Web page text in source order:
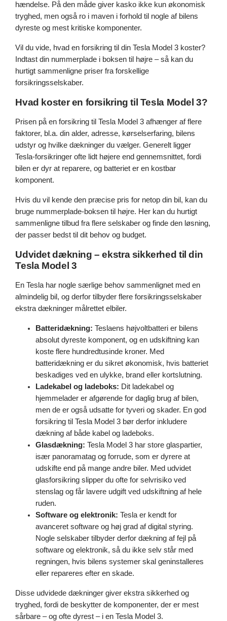
hændelse. På den måde giver kasko ikke kun økonomisk
tryghed, men også ro i maven i forhold til nogle af bilens
dyreste og mest kritiske komponenter.
Vil du vide, hvad en forsikring til din Tesla Model 3 koster?
Indtast din nummerplade i boksen til højre – så kan du
hurtigt sammenligne priser fra forskellige
forsikringsselskaber.
Hvad koster en forsikring til Tesla Model 3?
Prisen på en forsikring til Tesla Model 3 afhænger af flere
faktorer, bl.a. din alder, adresse, kørselserfaring, bilens
udstyr og hvilke dækninger du vælger. Generelt ligger
Tesla-forsikringer ofte lidt højere end gennemsnittet, fordi
bilen er dyr at reparere, og batteriet er en kostbar
komponent.
Hvis du vil kende den præcise pris for netop din bil, kan du
bruge nummerplade-boksen til højre. Her kan du hurtigt
sammenligne tilbud fra flere selskaber og finde den løsning,
der passer bedst til dit behov og budget.
Udvidet dækning – ekstra sikkerhed til din
Tesla Model 3
En Tesla har nogle særlige behov sammenlignet med en
almindelig bil, og derfor tilbyder flere forsikringsselskaber
ekstra dækninger målrettet elbiler.
Batteridækning: Teslaens højvoltbatteri er bilens
absolut dyreste komponent, og en udskiftning kan
koste flere hundredtusinde kroner. Med
batteridækning er du sikret økonomisk, hvis batteriet
beskadiges ved en ulykke, brand eller kortslutning.
Ladekabel og ladeboks: Dit ladekabel og
hjemmelader er afgørende for daglig brug af bilen,
men de er også udsatte for tyveri og skader. En god
forsikring til Tesla Model 3 bør derfor inkludere
dækning af både kabel og ladeboks.
Glasdækning: Tesla Model 3 har store glaspartier,
især panoramatag og forrude, som er dyrere at
udskifte end på mange andre biler. Med udvidet
glasforsikring slipper du ofte for selvrisiko ved
stenslag og får lavere udgift ved udskiftning af hele
ruden.
Software og elektronik: Tesla er kendt for
avanceret software og høj grad af digital styring.
Nogle selskaber tilbyder derfor dækning af fejl på
software og elektronik, så du ikke selv står med
regningen, hvis bilens systemer skal geninstalleres
eller repareres efter en skade.
Disse udvidede dækninger giver ekstra sikkerhed og
tryghed, fordi de beskytter de komponenter, der er mest
sårbare – og ofte dyrest – i en Tesla Model 3.